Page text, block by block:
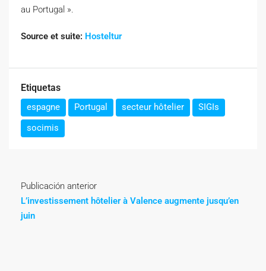
au Portugal ».
Source et suite: Hosteltur
Etiquetas
espagne Portugal secteur hôtelier
SIGIs
socimis
Publicación anterior
L’investissement hôtelier à Valence augmente jusqu’en
juin